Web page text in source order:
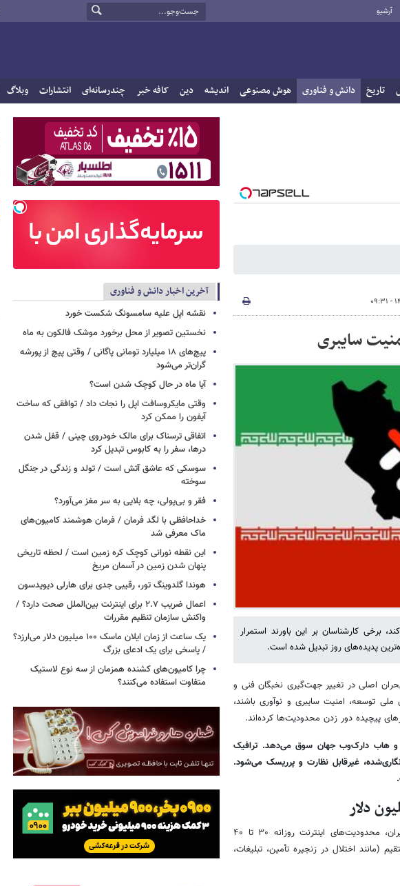
آرشیو
تاریخ دانش و فناوری هوش مصنوعی اندیشه دین کافه خبر چندرسانه‌ای انتشارات وبلاگ
سایبری
برخی کارشناسان بر این باورند استمرار
پدیده‌های روز تبدیل شده است.
اصلی در تغییر جهت‌گیری نخبگان فنی و
توسعه، امنیت سایبری و نوآوری باشند،
پیچیده دور زدن محدودیت‌ها کرده‌اند.
و هاب دارک‌وب جهان سوق می‌دهد. ترافیک
غیرقابل نظارت و پرریسک می‌شود.
دلار
بر اساس گزارش‌های متعدد از جمله اظهارات مقامات اتاق بازرگانی ایران، محدودیت‌های اینترنت روزانه ۳۰ تا ۴۰
اختلال در زنجیره تأمین، تبلیغات،
آخرین اخبار دانش و فناوری
نقشه اپل علیه سامسونگ شکست خورد
نخستین تصویر از محل برخورد موشک فالکون به ماه
پیچ‌های ۱۸ میلیارد تومانی پاگانی / وقتی پیچ از پورشه
گران‌تر می‌شود
آیا ماه در حال کوچک شدن است؟
وقتی مایکروسافت اپل را نجات داد / توافقی که ساخت
آیفون را ممکن کرد
اتفاقی ترسناک برای مالک خودروی چینی / قفل شدن
درها، سفر را به کابوس تبدیل کرد
سوسکی که عاشق آتش است / تولد و زندگی در جنگل
سوخته
فقر و بی‌پولی، چه بلایی به سر مغز می‌آورد؟
خداحافظی با لگد فرمان / فرمان هوشمند کامیون‌های
ماک معرفی شد
این نقطه نورانی کوچک کره زمین است / لحظه تاریخی
پنهان شدن زمین در آسمان مریخ
هوندا گلدوینگ تور، رقیبی جدی برای هارلی دیویدسون
اعمال ضریب ۲.۷ برای اینترنت بین‌الملل صحت دارد؟ /
واکنش سازمان تنظیم مقررات
یک ساعت از زمان ایلان ماسک ۱۰۰ میلیون دلار می‌ارزد؟
/ پاسخی برای یک ادعای بزرگ
چرا کامیون‌های کشنده همزمان از سه نوع لاستیک
متفاوت استفاده می‌کنند؟